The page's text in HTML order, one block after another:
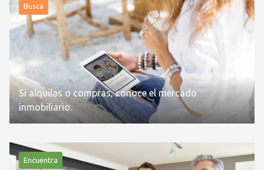
Busca
Si alquilas o compras, conoce el mercado
inmobiliario.
Encuentra